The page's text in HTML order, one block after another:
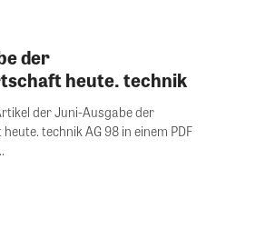
der
heute. technik
der Juni-Ausgabe der
technik AG 98 in einem PDF